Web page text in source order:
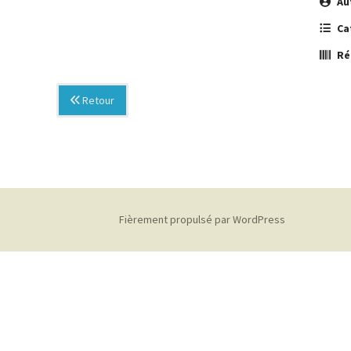
Retour
Fièrement propulsé par WordPress